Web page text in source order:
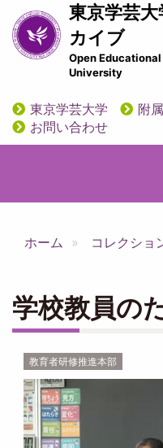
イ
ン
ン
ツ
東京学芸
カイブ
Open
University
utility
東京学芸大学
附
お問い合わせ
ホーム コレクショ
学校教員の
教育者研修推進本部